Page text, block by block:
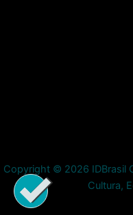
Copyright © 2026 IDBrasil
Cultura,